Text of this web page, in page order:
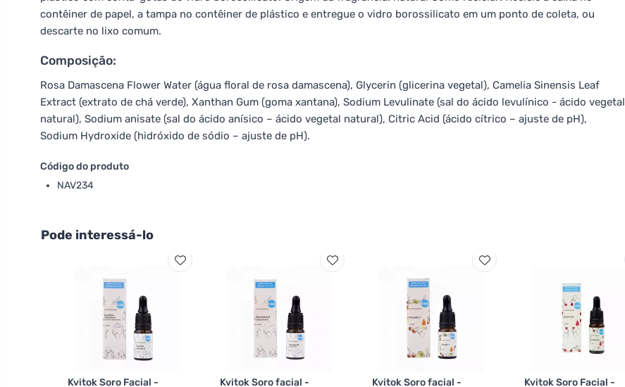
contêiner de papel, a tampa no contêiner de plástico e entregue o vidro borossilicato em um ponto de coleta, ou
descarte no lixo comum.
Composição:
Rosa Damascena Flower Water (água floral de rosa damascena), Glycerin (glicerina vegetal), Camelia Sinensis Leaf
Extract (extrato de chá verde), Xanthan Gum (goma xantana), Sodium Levulinate (sal do ácido levulínico - ácido vegetal
natural), Sodium anisate (sal do ácido anísico – ácido vegetal natural), Citric Acid (ácido cítrico – ajuste de pH),
Sodium Hydroxide (hidróxido de sódio – ajuste de pH).
Código do produto
NAV234
Pode interessá-lo
Kvitok Soro Facial -
Kvitok Soro facial -
Kvitok Soro facial -
Kvitok Soro Facial -